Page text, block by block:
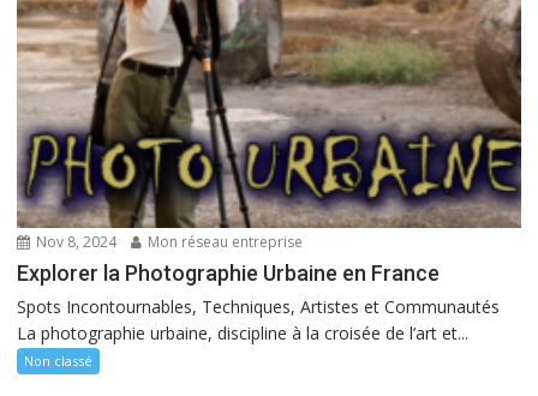
Nov 8, 2024 Mon réseau entreprise
Explorer la Photographie Urbaine en France
Spots Incontournables, Techniques, Artistes et Communautés
La photographie urbaine, discipline à la croisée de l’art et...
Non classé